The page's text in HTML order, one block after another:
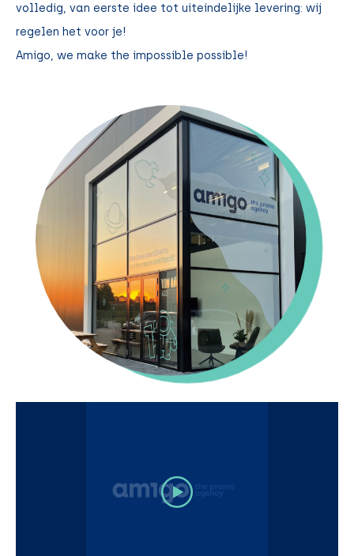
volledig, van eerste idee tot uiteindelijke levering: wij
regelen het voor je!
Amigo, we make the impossible possible!